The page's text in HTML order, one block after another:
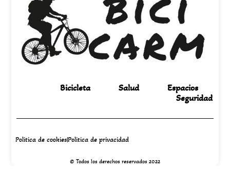
Bicicleta Salud
Espacios
Seguridad
Politica de cookiesPolitica de privacidad
© Todos los derechos reservados 2022